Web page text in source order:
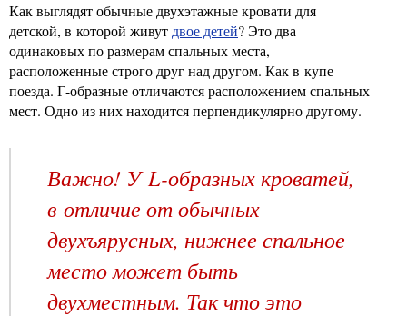
Как выглядят обычные двухэтажные кровати для
детской, в которой живут двое детей? Это два
одинаковых по размерам спальных места,
расположенные строго друг над другом. Как в купе
поезда. Г-образные отличаются расположением спальных
мест. Одно из них находится перпендикулярно другому.
Важно! У L-образных кроватей,
в отличие от обычных
двухъярусных, нижнее спальное
место может быть
двухместным. Так что это